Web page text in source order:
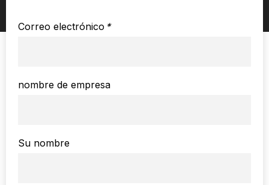
*
Correo electrónico
nombre de empresa
Su nombre